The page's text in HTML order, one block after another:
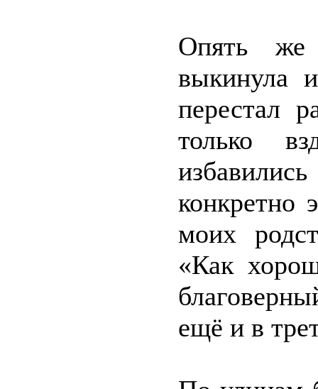
Опять
выкинула
перестал
только
конкретно
моих
«Как
ещё и в